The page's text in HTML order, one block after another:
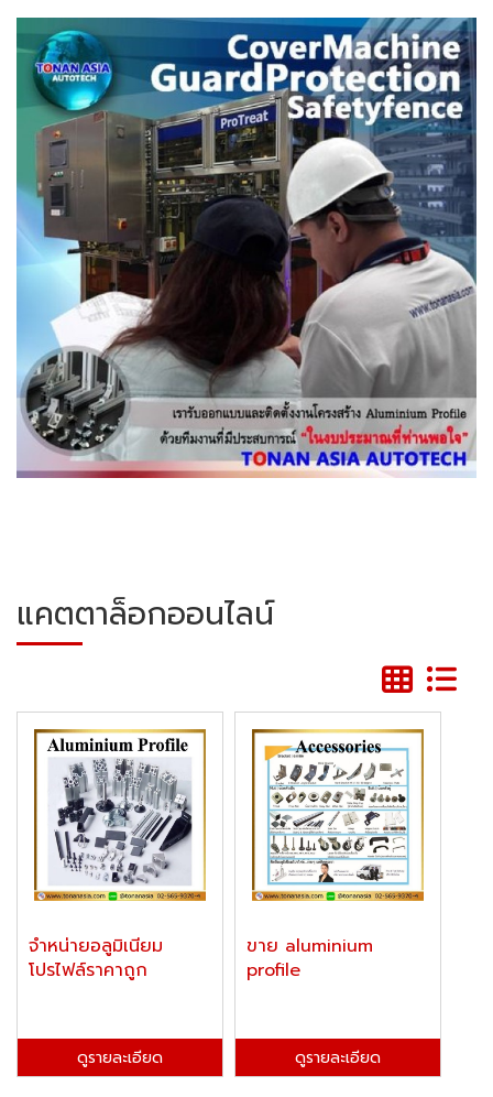
แคตตาล็อกออนไลน์
จำหน่ายอลูมิเนียม
โปรไฟล์ราคาถูก
ดูรายละเอียด
ขาย aluminium
profile
ดูรายละเอียด